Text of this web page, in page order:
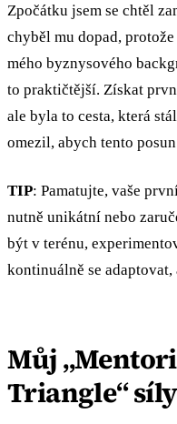
Zpočátku jsem se chtěl
chyběl mu dopad,
mého byznysového
to praktičtější. Získat
ale byla to cesta, která
omezil, abych tento
TIP: Pamatujte, vaše
nutně unikátní nebo
být v terénu,
kontinuálně se
Můj
Triangle“ síly